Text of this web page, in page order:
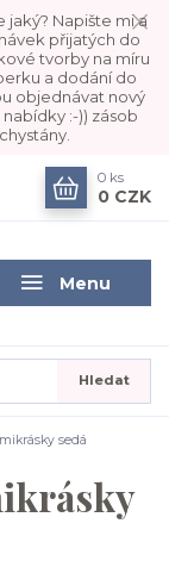
jaký? Napište mi a
přijatých do
tvorby na míru
a dodání do
objednávat nový
:-)) zásob
Menu
Hledat
0 ks
0 CZK
sedá